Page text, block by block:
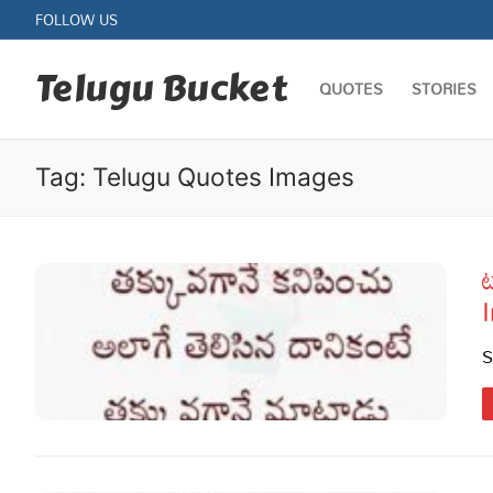
to
content
FOLLOW US
Telugu Bucket QUOTES STORIES
Quotes
Stories
Jokes
Tag: Telugu Quotes Images